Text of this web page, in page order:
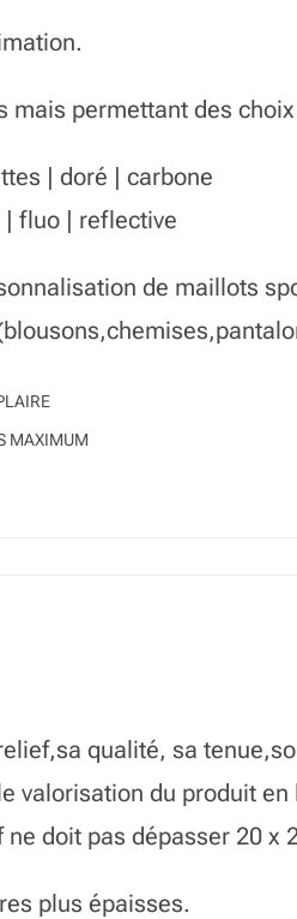
mais permettant des
| doré | carbone
fluo | reflective
de maillots
MAXIMUM
qualité, sa
valorisation du produit
doit pas dépasser 20 x
plus épaisses.